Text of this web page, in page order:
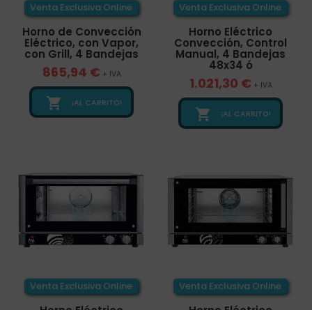
Venta Exclusiva Online
Horno de Convección
Eléctrico, con Vapor,
con Grill, 4 Bandejas
865,94 € + IVA
 ¡AL CARRITO!
Venta Exclusiva Online
Horno Eléctrico
Convección, Control
Manual, 4 Bandejas
48x34 ó
1.021,30 € + IVA
 ¡AL CARRITO!
Venta Exclusiva Online Venta Exclusiva Online